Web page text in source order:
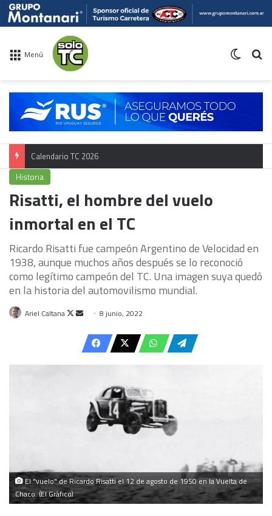
Menú
Campeonato TC
Historia
Risatti, el hombre del vuelo
inmortal en el TC
Ricardo Risatti fue campeón Argentino de Velocidad en
1938, aunque muchos años después se lo reconoció
como legítimo campeón del TC. Una imagen suya quedó
en la historia del automovilismo mundial.
Ariel Caltana
Follow
Send
email
8 junio, 2022
El "vuelo" de Ricardo Risatti el 12 de agosto de 1950 en la Vuelta de
Chaco. (El Gráfico)